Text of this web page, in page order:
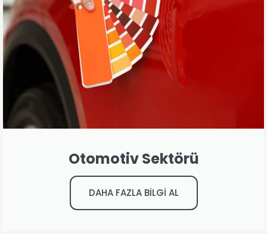
Otomotiv Sektörü
DAHA FAZLA BİLGİ AL